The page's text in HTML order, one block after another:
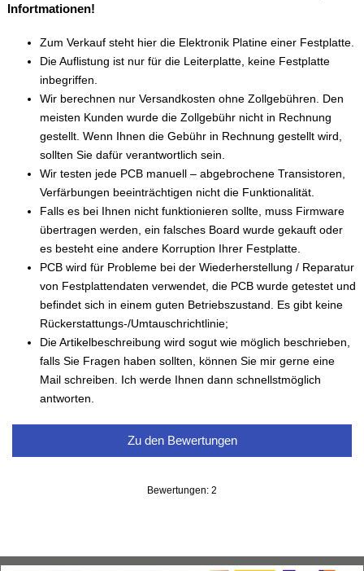
Infortmationen!
Zum Verkauf steht hier die Elektronik Platine einer Festplatte.
Die Auflistung ist nur für die Leiterplatte, keine Festplatte
inbegriffen.
Wir berechnen nur Versandkosten ohne Zollgebühren. Den
meisten Kunden wurde die Zollgebühr nicht in Rechnung
gestellt. Wenn Ihnen die Gebühr in Rechnung gestellt wird,
sollten Sie dafür verantwortlich sein.
Wir testen jede PCB manuell – abgebrochene Transistoren,
Verfärbungen beeinträchtigen nicht die Funktionalität.
Falls es bei Ihnen nicht funktionieren sollte, muss Firmware
übertragen werden, ein falsches Board wurde gekauft oder
es besteht eine andere Korruption Ihrer Festplatte.
PCB wird für Probleme bei der Wiederherstellung / Reparatur
von Festplattendaten verwendet, die PCB wurde getestet und
befindet sich in einem guten Betriebszustand. Es gibt keine
Rückerstattungs-/Umtauschrichtlinie;
Die Artikelbeschreibung wird sogut wie möglich beschrieben,
falls Sie Fragen haben sollten, können Sie mir gerne eine
Mail schreiben. Ich werde Ihnen dann schnellstmöglich
antworten.
Zu den Bewertungen
Bewertungen: 2